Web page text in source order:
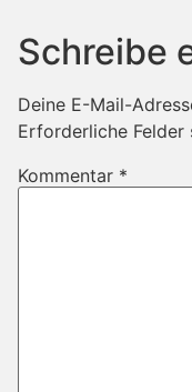
Schreibe
Deine E-Mail-
Erforderliche Felder
Kommentar *